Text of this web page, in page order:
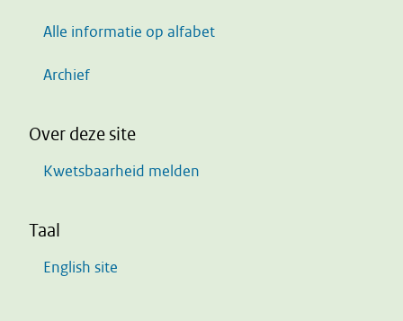
Alle informatie op alfabet
Archief
Over deze site
Kwetsbaarheid melden
Taal
English site